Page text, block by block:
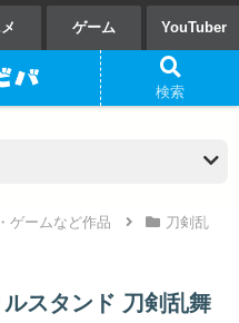
ゲーム YouTuber
ゲームなど作品
刀剣乱
スタンド 刀剣乱舞
検索